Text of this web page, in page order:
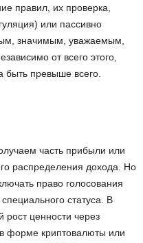
правил, их проверка,
или пассивно
значимым, уважаемым,
от всего этого,
быть превыше всего.
часть прибыли или
распределения дохода. Но
право голосования
статуса. В
рост ценности через
форме криптовалюты или